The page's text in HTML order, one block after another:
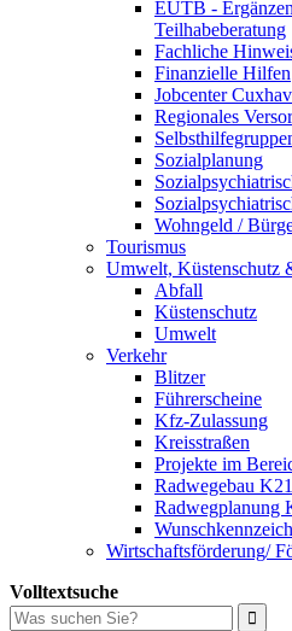
EUTB -
Teilhabeberatung
Fachliche
Finanzielle Hilfen
Jobcenter
Regionales
Sozialplanung
Wohngeld /
Tourismus
Umwelt, Küstenschutz
Abfall
Küstenschutz
Umwelt
Verkehr
Blitzer
Führerscheine
Kfz-Zulassung
Kreisstraßen
Projekte im
Radwegebau
Radwegplanung
Wirtschaftsförderung/
Volltextsuche